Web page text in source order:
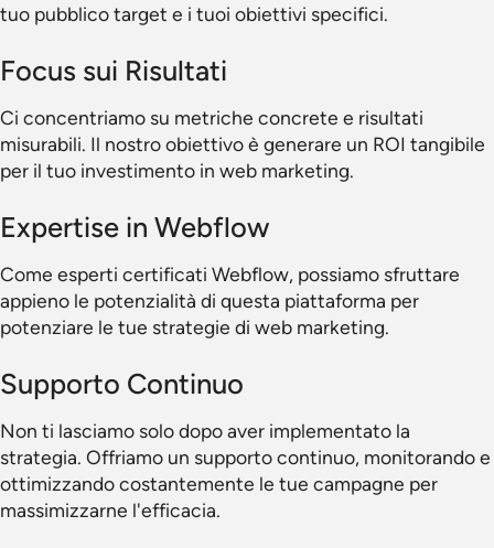
tuo pubblico target e i tuoi obiettivi specifici.
Focus sui Risultati
Ci concentriamo su metriche concrete e risultati
misurabili. Il nostro obiettivo è generare un ROI tangibile
per il tuo investimento in web marketing.
Expertise in Webflow
Come esperti certificati Webflow, possiamo sfruttare
appieno le potenzialità di questa piattaforma per
potenziare le tue strategie di web marketing.
Supporto Continuo
Non ti lasciamo solo dopo aver implementato la
strategia. Offriamo un supporto continuo, monitorando e
ottimizzando costantemente le tue campagne per
massimizzarne l'efficacia.